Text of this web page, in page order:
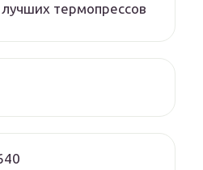
лучших термопрессов